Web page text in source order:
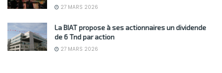
27 MARS 2026
La BIAT propose à ses actionnaires un dividende
de 6 Tnd par action
27 MARS 2026